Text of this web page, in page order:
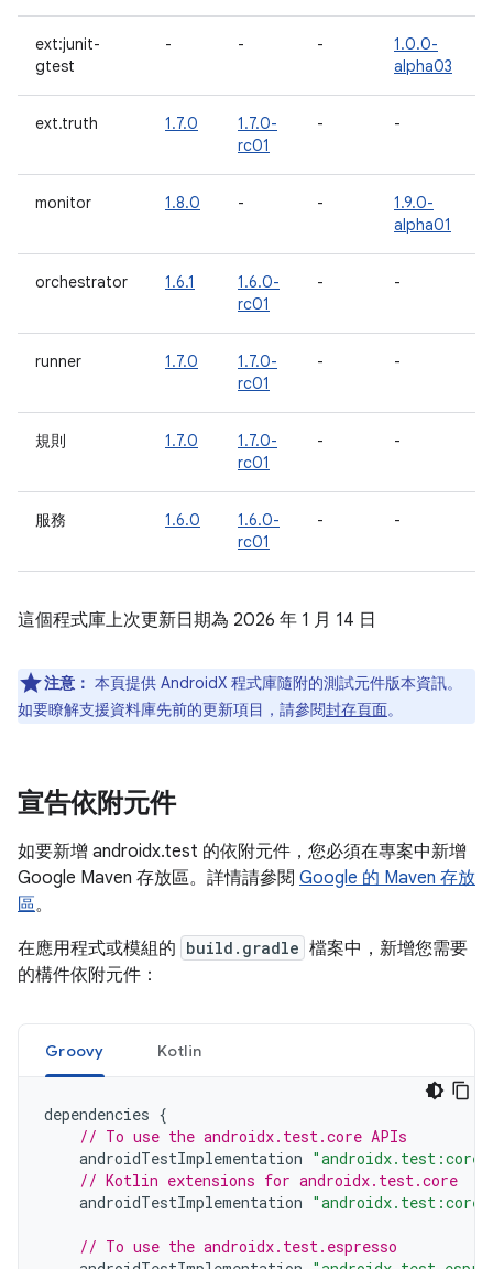
ext:junit-
gtest
- - -
1.0.0-
alpha03
ext.truth 1.7.0
1.7.0-
rc01
- -
monitor 1.8.0 - -
1.9.0-
alpha01
orchestrator 1.6.1
1.6.0-
rc01
- -
runner 1.7.0
1.7.0-
rc01
- -
規則 1.7.0
1.7.0-
rc01
- -
服務 1.6.0
1.6.0-
rc01
- -
這個程式庫上次更新日期為 2026 年 1 月 14 日
注意： 本頁提供 AndroidX 程式庫隨附的測試元件版本資訊。
如要瞭解支援資料庫先前的更新項目，請參閱封存頁面。
宣告依附元件
如要新增 androidx.test 的依附元件，您必須在專案中新增
Google Maven 存放區。詳情請參閱 Google 的 Maven 存放
區。
在應用程式或模組的 build.gradle 檔案中，新增您需要
的構件依附元件：
Groovy Kotlin
dependencies {
// To use the androidx.test.core APIs
androidTestImplementation
// Kotlin extensions for androidx.test.core
androidTestImplementation
// To use the androidx.test.espresso